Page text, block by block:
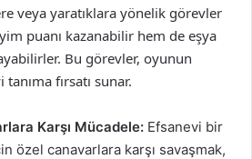
veya yaratıklara yönelik görevler
puanı kazanabilir hem de eşya
Bu görevler, oyunun
fırsatı sunar.
Karşı Mücadele: Efsanevi bir
özel canavarlara karşı savaşmak,